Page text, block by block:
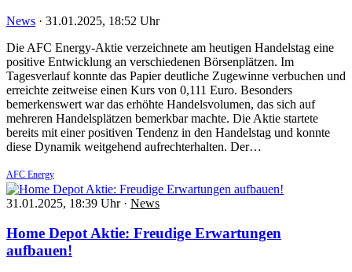
News · 31.01.2025, 18:52 Uhr
Die AFC Energy-Aktie verzeichnete am heutigen Handelstag eine
positive Entwicklung an verschiedenen Börsenplätzen. Im
Tagesverlauf konnte das Papier deutliche Zugewinne verbuchen und
erreichte zeitweise einen Kurs von 0,111 Euro. Besonders
bemerkenswert war das erhöhte Handelsvolumen, das sich auf
mehreren Handelsplätzen bemerkbar machte. Die Aktie startete
bereits mit einer positiven Tendenz in den Handelstag und konnte
diese Dynamik weitgehend aufrechterhalten. Der…
AFC Energy
31.01.2025, 18:39 Uhr · News
Home Depot Aktie: Freudige Erwartungen
aufbauen!